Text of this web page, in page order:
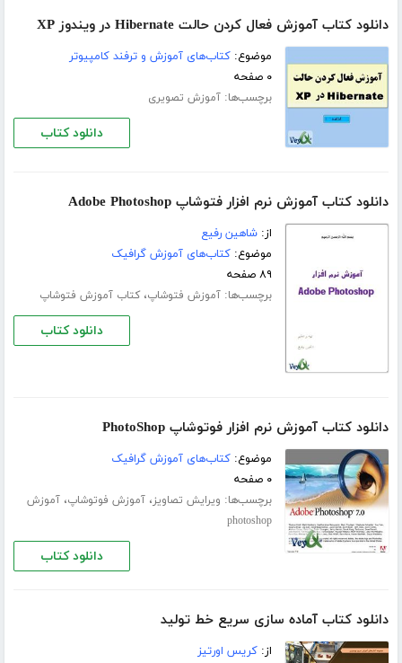
دانلود کتاب آموزش فعال کردن حالت Hibernate در ویندوز XP
موضوع:کتاب‌های آموزش و ترفند کامپیوتر
۰ صفحه
برچسب‌ها:آموزش تصویری
دانلود کتاب
دانلود کتاب آموزش نرم افزار فتوشاپ Adobe Photoshop
از:شاهین رفیع
موضوع:کتاب‌های آموزش گرافیک
۸۹ صفحه
برچسب‌ها:آموزش فتوشاپ،کتاب آموزش فتوشاپ
دانلود کتاب
دانلود کتاب آموزش نرم افزار فوتوشاپ PhotoShop
موضوع:کتاب‌های آموزش گرافیک
۰ صفحه
برچسب‌ها: ویرایش تصاویز،آموزش فوتوشاپ،آموزش
photoshop
دانلود کتاب
دانلود کتاب آماده سازی سریع خط تولید
از:کریس اورتیز